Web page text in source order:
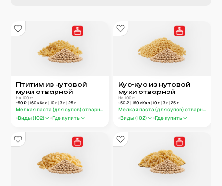
Птитим из нутовой
муки отварной
На 100 г:
~50 ₽| 160 кКал| 10 г| 3 г| 25 г
Мелкая паста (для супов) отварная
Виды (102) Где купить
Кус-кус из нутовой
муки отварной
На 100 г:
~50 ₽ | 160 кКал | 10 г | 3 г | 25 г
Мелкая паста (для супов) отварная
Виды (102) Где купить